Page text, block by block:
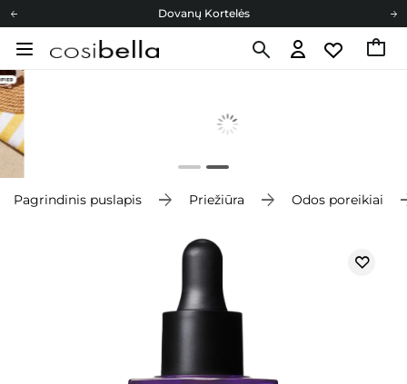
Dovanų Kortelės
Cosibella lojalumo programa
Pagrindinis puslapis Priežiūra Odos poreikiai